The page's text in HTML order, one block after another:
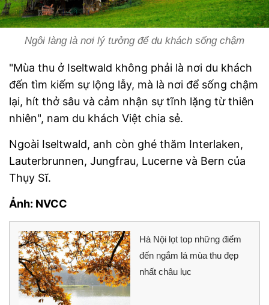
Ngôi làng là nơi lý tưởng để du khách sống chậm
"Mùa thu ở Iseltwald không phải là nơi du khách
đến tìm kiếm sự lộng lẫy, mà là nơi để sống chậm
lại, hít thở sâu và cảm nhận sự tĩnh lặng từ thiên
nhiên", nam du khách Việt chia sẻ.
Ngoài Iseltwald, anh còn ghé thăm Interlaken,
Lauterbrunnen, Jungfrau, Lucerne và Bern của
Thụy Sĩ.
Ảnh: NVCC
Hà Nội lọt top những điểm
đến ngắm lá mùa thu đẹp
nhất châu lục